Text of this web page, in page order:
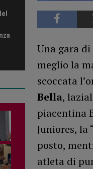
Una gara
meglio la
scoccata
Bella,
piacentina
Juniores, la
posto,
atleta di